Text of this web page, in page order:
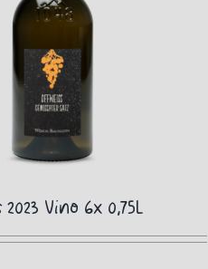
2023 Vino 6x 0,75L